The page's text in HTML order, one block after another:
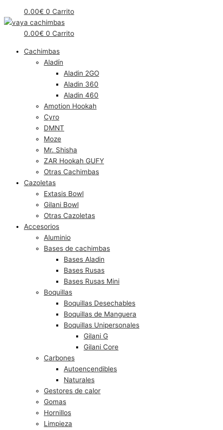
0.00€ 0 Carrito
0.00€ 0 Carrito
Cachimbas
Aladín
Aladin 2GO
Aladin 360
Aladin 460
Amotion Hookah
Cyro
DMNT
Moze
Mr. Shisha
ZAR Hookah GUFY
Otras Cachimbas
Cazoletas
Extasis Bowl
Gilani Bowl
Otras Cazoletas
Accesorios
Aluminio
Bases de cachimbas
Bases Aladin
Bases Rusas
Bases Rusas Mini
Boquillas
Boquillas Desechables
Boquillas de Manguera
Boquillas Unipersonales
Gilani G
Gilani Core
Carbones
Autoencendibles
Naturales
Gestores de calor
Gomas
Hornillos
Limpieza